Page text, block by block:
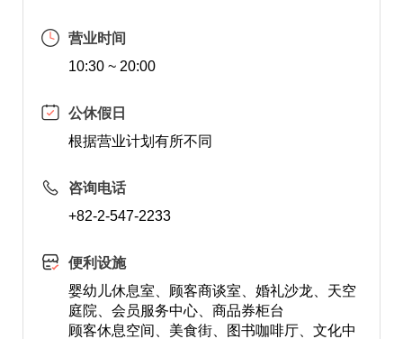
营业时间
10:30 ~ 20:00
公休假日
根据营业计划有所不同
咨询电话
+82-2-547-2233
便利设施
婴幼儿休息室、顾客商谈室、婚礼沙龙、天空
庭院、会员服务中心、商品券柜台
顾客休息空间、美食街、图书咖啡厅、文化中